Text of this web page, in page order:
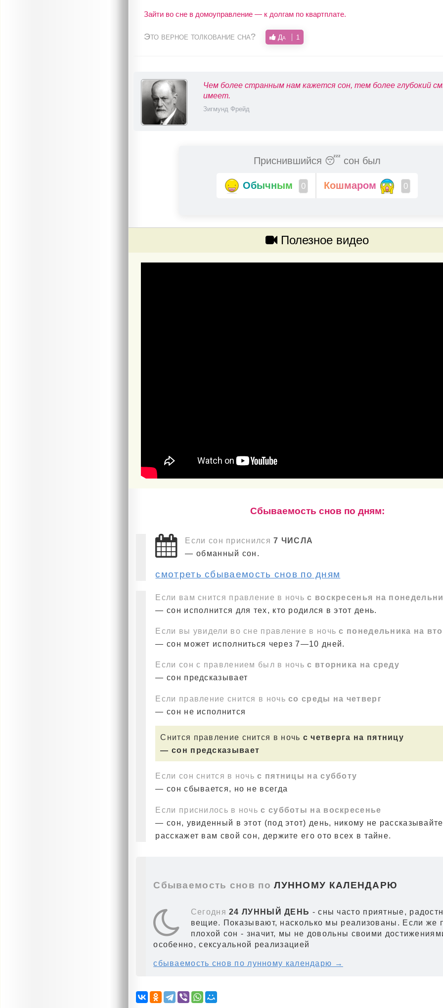
Зайти во сне в домоуправление — к долгам по квартплате.
Это верное толкование сна? Да 1
Чем более странным нам кажется сон, тем более глубокий
имеет.
Зигмунд Фрейд
Приснившийся 😴 сон был
Обычным 0 Кошмаром 0
Полезное видео
Cбываемость снов по дням:
Если сон приснился 7 ЧИСЛА
— обманный сон.
смотреть сбываемость снов по дням
Если вам снится правление в ночьс воскресенья на
— сон исполнится для тех, кто родился в этот день.
Если вы увидели во сне правление в ночьс понедельника на
— сон может исполниться через 7—10 дней.
Если сон с правлением был в ночьс вторника на среду
— сон предсказывает
Если правление снится в ночьсо среды на четверг
— сон не исполнится
Снится правление снится в ночь с четверга на пятницу
— сон предсказывает
Если сон снится в ночьс пятницы на субботу
— сон сбывается, но не всегда
Если приснилось в ночьс субботы на воскресенье
— сон, увиденный в этот (под этот) день, никому не
расскажет вам свой сон, держите его ото всех в тайне.
Сбываемость снов по ЛУННОМУ КАЛЕНДАРЮ
Сегодня 24 ЛУННЫЙ ДЕНЬ - сны часто приятные,
вещие. Показывают, насколько мы реализованы. Если же
плохой сон - значит, мы не довольны своими
особенно, сексуальной реализацией
сбываемость снов по лунному календарю →